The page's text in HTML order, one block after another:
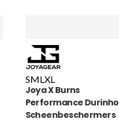
SMLXL
Joya X Burns
Performance Durinho
Scheenbeschermers